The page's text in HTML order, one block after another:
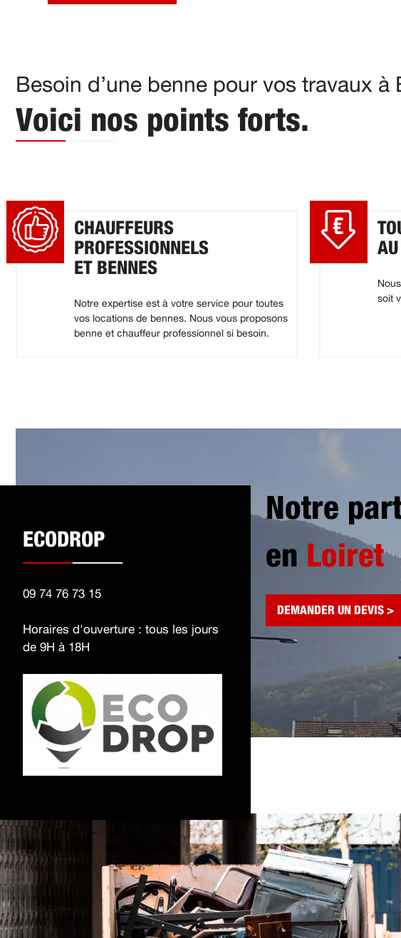
Besoin d’une benne pour vos travaux à
Voici nos points forts.
CHAUFFEURS
PROFESSIONNELS
ET BENNES
Notre expertise est à votre service pour toutes
vos locations de bennes. Nous vous proposons
benne et chauffeur professionnel si besoin.
soit
ECODROP
09 74 76 73 15
Horaires d'ouverture : tous les jours
de 9H à 18H
Notre
en Loiret
DEMANDER UN DEVIS >